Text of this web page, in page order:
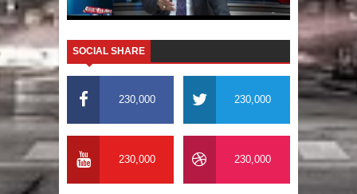
SOCIAL SHARE
230,000 230,000
230,000 230,000